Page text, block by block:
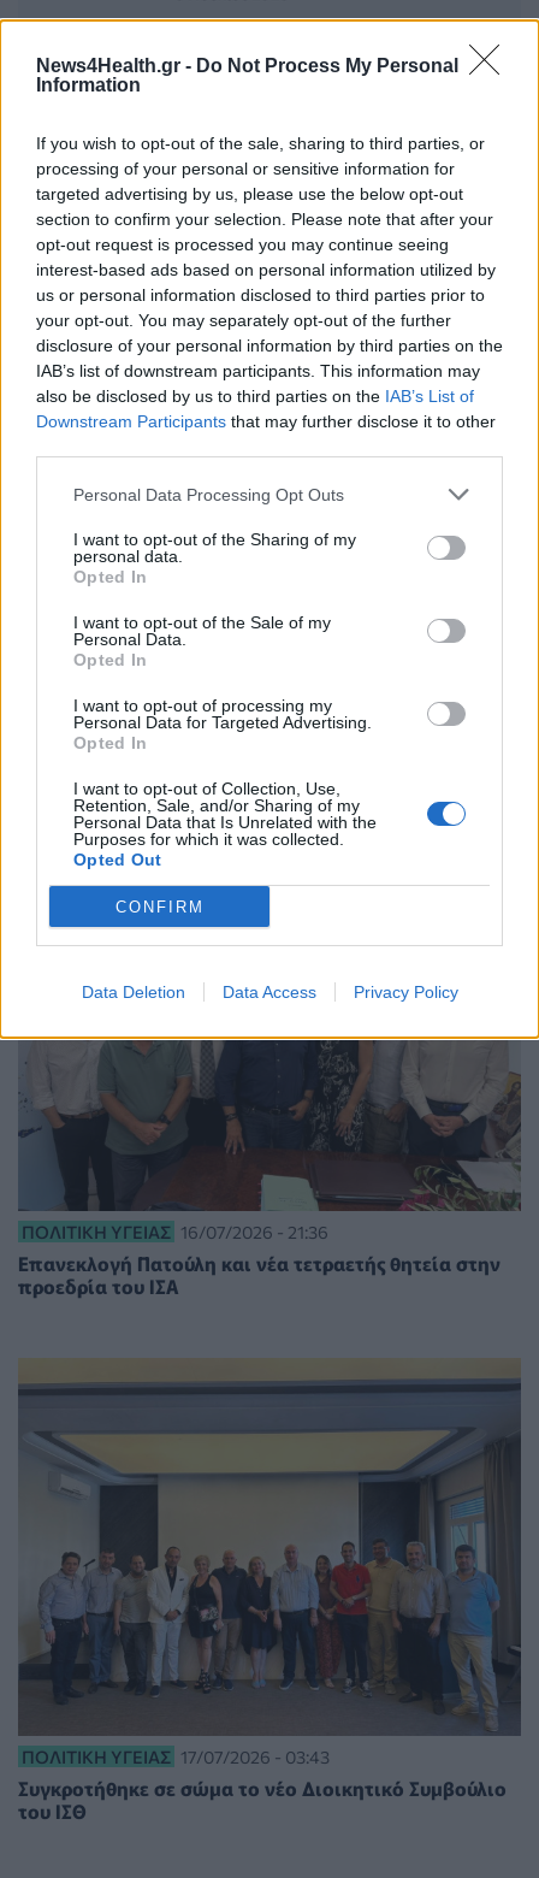
News4Health.gr - Do Not Process My Personal
Information
If you wish to opt-out of the sale, sharing to third parties, or
processing of your personal or sensitive information for
targeted advertising by us, please use the below opt-out
section to confirm your selection. Please note that after your
opt-out request is processed you may continue seeing
interest-based ads based on personal information utilized by
us or personal information disclosed to third parties prior to
your opt-out. You may separately opt-out of the further
disclosure of your personal information by third parties on the
IAB’s list of downstream participants. This information may
also be disclosed by us to third parties on the IAB’s List of
Downstream Participants that may further disclose it to other
Personal Data Processing Opt Outs
I want to opt-out of the Sharing of my
personal data.
Opted In
I want to opt-out of the Sale of my
Personal Data.
Opted In
I want to opt-out of processing my
Personal Data for Targeted Advertising.
Opted In
I want to opt-out of Collection, Use,
Retention, Sale, and/or Sharing of my
Personal Data that Is Unrelated with the
Purposes for which it was collected.
Opted Out
CONFIRM
Data Deletion Data Access Privacy Policy
Ποιο είναι το υπό έρευνα προϊόν για
μέτρια έως σοβαρή ατοπική
δερματίτιδα
02 Ιουλίου 2020
ΣΧΕΤΙΚΑ ΑΡΘΡΑ
Σήμερα η ανακοίνωση Γεωργιάδη για τη νέα
Προσωρινή Διοικούσα Επιτροπή του ΠΙΣ –
Κλιμακώνεται η αντιπαράθεση
ΠΟΛΙΤΙΚΉ ΥΓΕΊΑΣ 16/07/2026 - 21:36
Επανεκλογή Πατούλη και νέα τετραετής θητεία στην
προεδρία του ΙΣΑ
ΠΟΛΙΤΙΚΉ ΥΓΕΊΑΣ 17/07/2026 - 03:43
Συγκροτήθηκε σε σώμα το νέο Διοικητικό Συμβούλιο
του ΙΣΘ